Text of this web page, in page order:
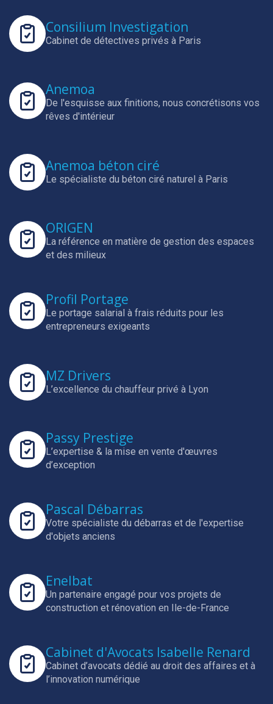
Consilium Investigation
Cabinet de détectives privés à Paris
Anemoa
De l'esquisse aux finitions, nous concrétisons vos
rêves d'intérieur
Anemoa béton ciré
Le spécialiste du béton ciré naturel à Paris
ORIGEN
La référence en matière de gestion des espaces
et des milieux
Profil Portage
Le portage salarial à frais réduits pour les
entrepreneurs exigeants
MZ Drivers
L’excellence du chauffeur privé à Lyon
Passy Prestige
L’expertise & la mise en vente d'œuvres
d’exception
Pascal Débarras
Votre spécialiste du débarras et de l'expertise
d'objets anciens
Enelbat
Un partenaire engagé pour vos projets de
construction et rénovation en Ile-de-France
Cabinet d'Avocats Isabelle Renard
Cabinet d’avocats dédié au droit des affaires et à
l’innovation numérique